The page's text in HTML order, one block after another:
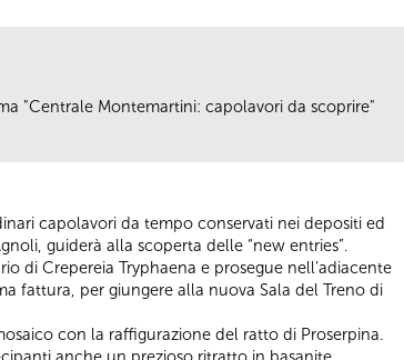
"Centrale Montemartini: capolavori da scoprire"
capolavori da tempo conservati nei depositi ed
guiderà alla scoperta delle “new entries”.
di Crepereia Tryphaena e prosegue nell’adiacente
fattura, per giungere alla nuova Sala del Treno di
con la raffigurazione del ratto di Proserpina.